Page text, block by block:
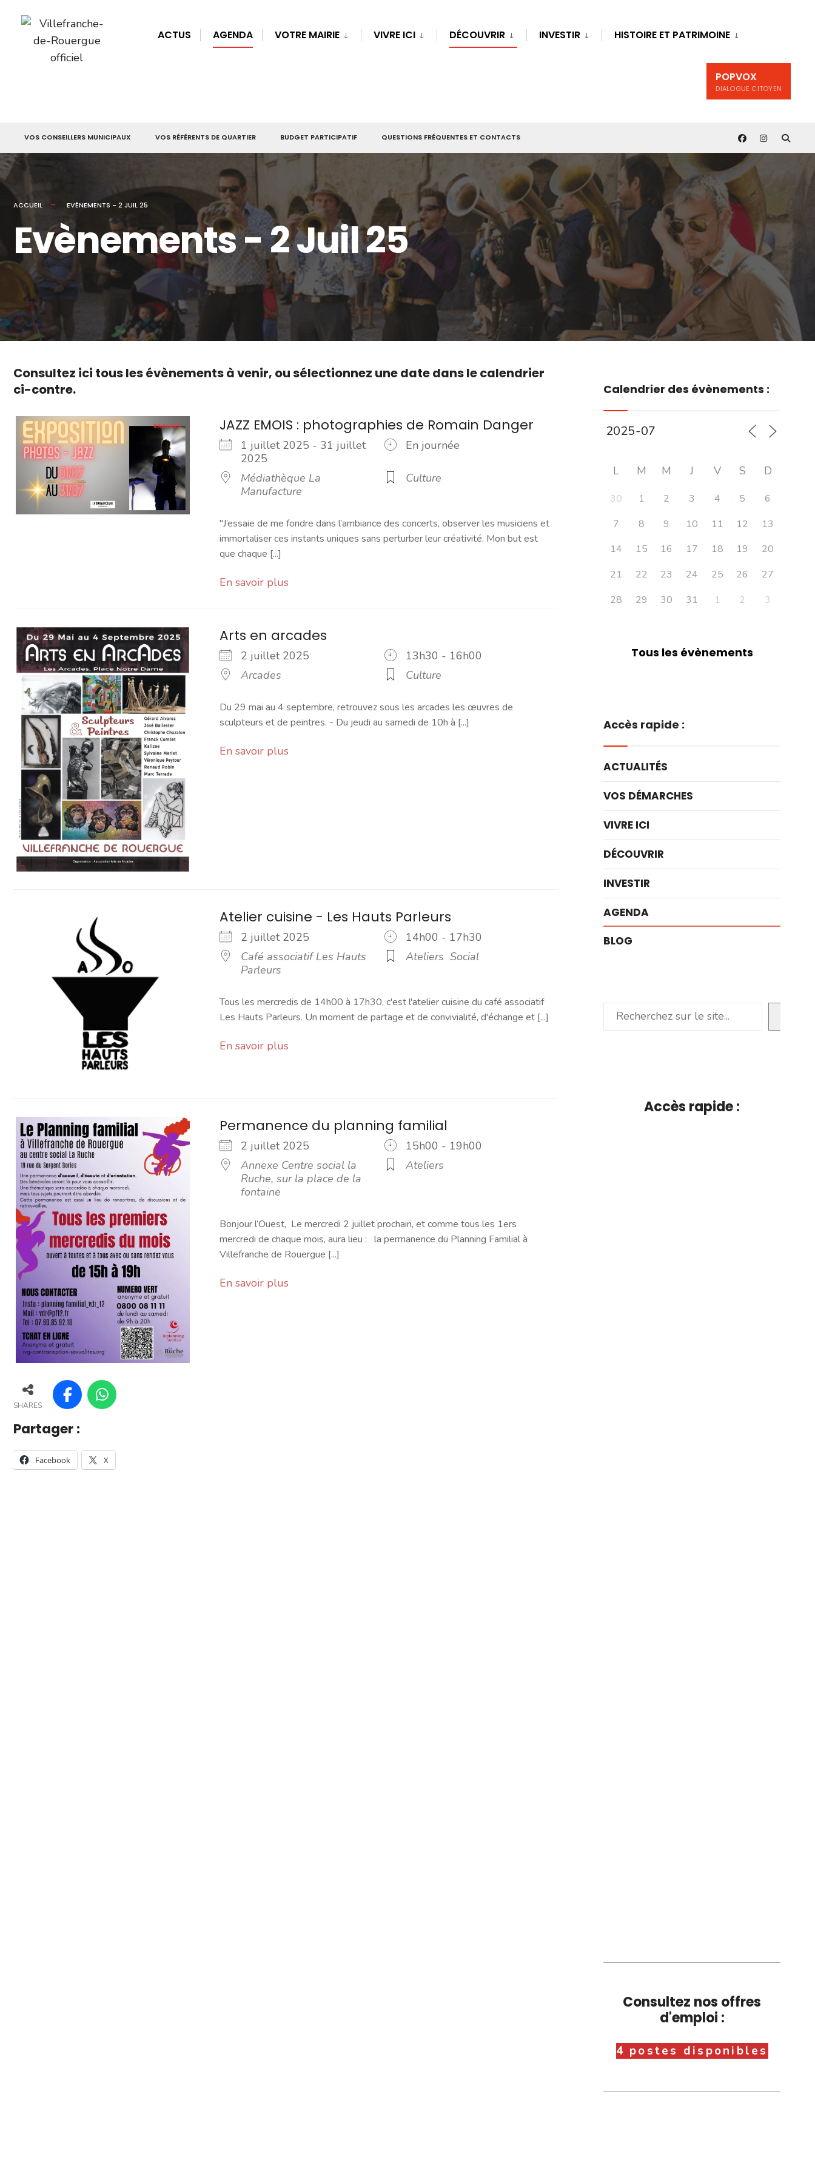
Skip
content
ACTUS AGENDA VOTRE MAIRIE VIVRE ICI DÉCOUVRIR INVESTIR HISTOIRE ET PATRIMOINE
POPVOX
DIALOGUE CITOYEN
VOS CONSEILLERS MUNICIPAUX VOS RÉFÉRENTS DE QUARTIER BUDGET PARTICIPATIF QUESTIONS FRÉQUENTES ET CONTACTS
ACCUEIL EVÈNEMENTS - 2 JUIL 25
Evènements - 2 Juil 25
Consultez ici tous les évènements à venir, ou sélectionnez une date dans le calendrier
ci-contre.
JAZZ EMOIS : photographies de Romain Danger
1 juillet 2025 - 31 juillet
2025
En journée
Médiathèque La
Manufacture
Culture
"J’essaie de me fondre dans l’ambiance des concerts, observer les musiciens et
immortaliser ces instants uniques sans perturber leur créativité. Mon but est
que chaque [...]
En savoir plus
Arts en arcades
2 juillet 2025
13h30 - 16h00
Arcades
Culture
Du 29 mai au 4 septembre, retrouvez sous les arcades les œuvres de
sculpteurs et de peintres. - Du jeudi au samedi de 10h à [...]
En savoir plus
Atelier cuisine - Les Hauts Parleurs
2 juillet 2025
14h00 - 17h30
Café associatif Les Hauts
Parleurs
Ateliers Social
Tous les mercredis de 14h00 à 17h30, c'est l'atelier cuisine du café associatif
Les Hauts Parleurs. Un moment de partage et de convivialité, d'échange et [...]
En savoir plus
Permanence du planning familial
2 juillet 2025
15h00 - 19h00
Annexe Centre social la
Ruche, sur la place de la
fontaine
Ateliers
Bonjour l’Ouest, Le mercredi 2 juillet prochain, et comme tous les 1ers
mercredi de chaque mois, aura lieu : la permanence du Planning Familial à
Villefranche de Rouergue [...]
En savoir plus
SHARES
Partager :
Facebook X
Calendrier des évènements :
L M M J V S D
30 1 2 3 4 5
6
7
8 9 10 11 12
13
14
15 16 17 18 19
20
21
22 23 24 25 26
27
28
29 30 31 1 2 3
Tous les évènements
Accès rapide :
ACTUALITÉS
VOS DÉMARCHES
VIVRE ICI
DÉCOUVRIR
INVESTIR
AGENDA
BLOG
Rechercher
Accès rapide :
Consultez nos offres
d'emploi :
4 postes disponibles